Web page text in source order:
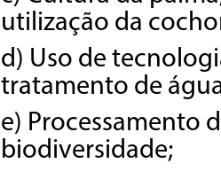
utilização da
d) Uso de
tratamento de
e) Processamento
biodiversidade;